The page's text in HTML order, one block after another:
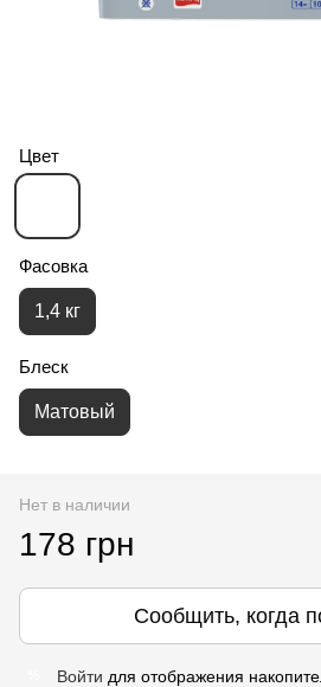
Цвет
Фасовка
1,4 кг
Блеск
Матовый
Нет в наличии
178 грн
Сообщить, когда
Войти для отображения